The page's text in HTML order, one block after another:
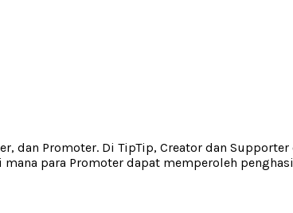
dan Promoter. Di TipTip, Creator dan
para Promoter dapat memperoleh